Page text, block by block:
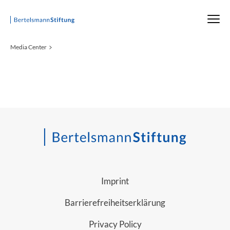
Startseite
Media Center
Imprint
Barrierefreiheitserklärung
Privacy Policy